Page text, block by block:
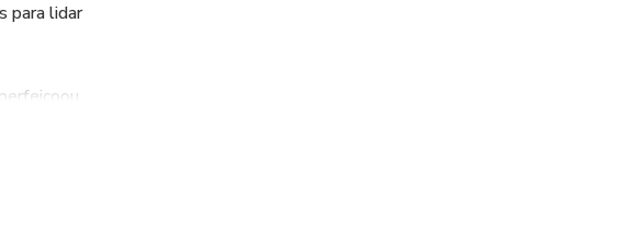
para lidar